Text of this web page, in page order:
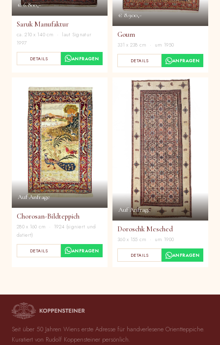
€ 6.800,-
Saruk Manufaktur
ca. 210 x 140 cm · laut Signatur
1997
DETAILS ANFRAGEN
€ 8.900,-
Goum
331 x 238 cm · um 1950
DETAILS ANFRAGEN
Auf Anfrage
Chorosan-Bildteppich
280 x 160 cm · 1924 (signiert und
datiert)
DETAILS ANFRAGEN
Auf Anfrage
Doroschk Mesched
360 x 155 cm · um 1900
DETAILS ANFRAGEN
Seit über 50 Jahren Wiens erste Adresse für handverlesene Orientteppiche.
Kuratiert von Rudolf Koppensteiner persönlich.